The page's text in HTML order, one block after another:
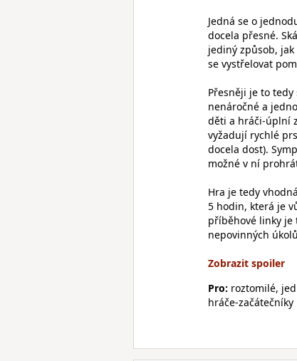
Jedná se o
docela přesné.
jediný způsob,
se vystřelovat
Přesněji je to
nenáročné a
děti a hráči-úplní
vyžadují rychlé
docela dost).
možné v ní
Hra je tedy
5 hodin, která je
příběhové linky je
nepovinných
Pro: roztomilé,
hráče-začátečníky